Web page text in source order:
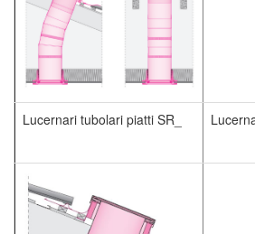
Lucernari tubolari piatti SR_